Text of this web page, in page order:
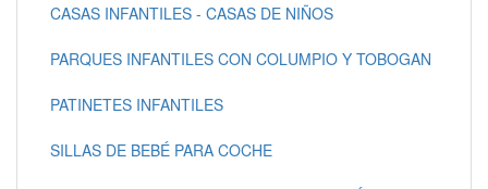
CASAS INFANTILES - CASAS DE NIÑOS
PARQUES INFANTILES CON COLUMPIO Y TOBOGAN
PATINETES INFANTILES
SILLAS DE BEBÉ PARA COCHE